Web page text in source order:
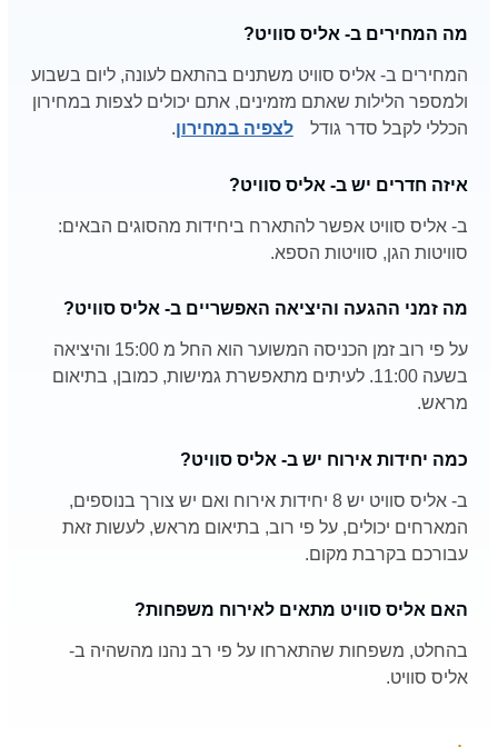
מה המחירים ב- אליס סוויט?
המחירים ב- אליס סוויט משתנים בהתאם לעונה, ליום בשבוע
ולמספר הלילות שאתם מזמינים, אתם יכולים לצפות במחירון
הכללי לקבל סדר גודל
לצפיה במחירון.
איזה חדרים יש ב- אליס סוויט?
ב- אליס סוויט אפשר להתארח ביחידות מהסוגים הבאים:
סוויטות הגן, סוויטות הספא.
מה זמני ההגעה והיציאה האפשריים ב- אליס סוויט?
על פי רוב זמן הכניסה המשוער הוא החל מ 15:00 והיציאה
בשעה 11:00. לעיתים מתאפשרת גמישות, כמובן, בתיאום
מראש.
כמה יחידות אירוח יש ב- אליס סוויט?
ב- אליס סוויט יש 8 יחידות אירוח ואם יש צורך בנוספים,
המארחים יכולים, על פי רוב, בתיאום מראש, לעשות זאת
עבורכם בקרבת מקום.
האם אליס סוויט מתאים לאירוח משפחות?
בהחלט, משפחות שהתארחו על פי רב נהנו מהשהיה ב-
אליס סוויט.